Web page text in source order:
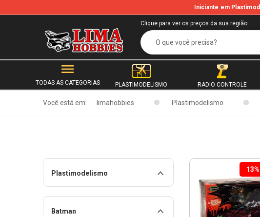
Iniciante em
Clique para ver os preços da sua região
TODAS AS CATEGORIAS PLASTIMODELISMO RADIO CONTROLE
Você está em: limahobbies Plastimodelismo
Plastimodelismo
Batman
13%